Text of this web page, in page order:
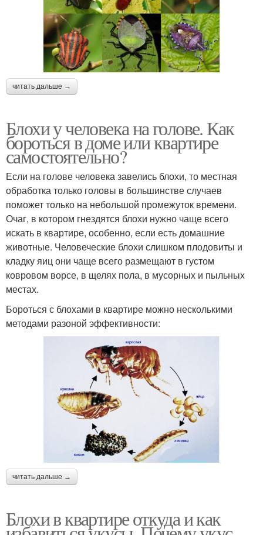
читать дальше →
Блохи у человека на голове. Как
бороться в доме или квартире
самостоятельно?
Если на голове человека завелись блохи, то местная
обработка только головы в большинстве случаев
поможет только на небольшой промежуток времени.
Очаг, в котором гнездятся блохи нужно чаще всего
искать в квартире, особенно, если есть домашние
животные. Человеческие блохи слишком плодовиты и
кладку яиц они чаще всего размещают в густом
ковровом ворсе, в щелях пола, в мусорных и пыльных
местах.
Бороться с блохами в квартире можно несколькими
методами разоной эффективности:
читать дальше →
Блохи в квартире откуда и как